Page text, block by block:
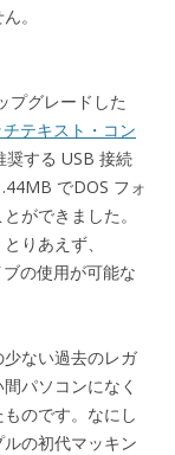
。
プグレードした
チテキスト・コン
奨する USB 接続
でDOS フォ
ができました。
りあえず、
の使用が可能な
ない過去のレガ
パソコンになく
のです。なにし
の初代マッキン